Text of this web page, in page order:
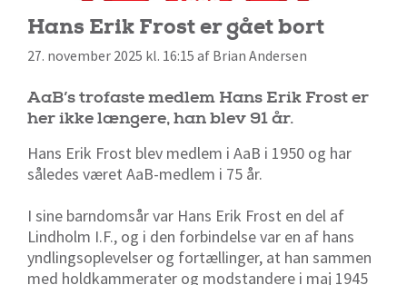
Hans Erik Frost er gået bort
27. november 2025 kl. 16:15 af Brian Andersen
AaB’s trofaste medlem Hans Erik Frost er
her ikke længere, han blev 91 år.
Hans Erik Frost blev medlem i AaB i 1950 og har
således været AaB-medlem i 75 år.
I sine barndomsår var Hans Erik Frost en del af
Lindholm I.F., og i den forbindelse var en af hans
yndlingsoplevelser og fortællinger, at han sammen
med holdkammerater og modstandere i maj 1945